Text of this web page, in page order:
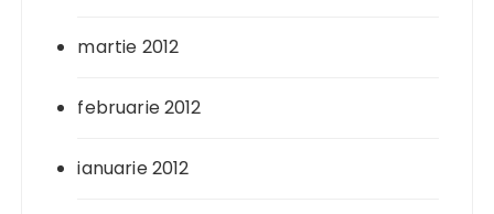
martie 2012
februarie 2012
ianuarie 2012